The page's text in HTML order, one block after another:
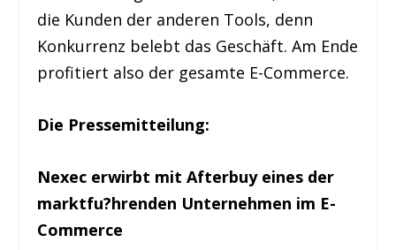
die Kunden der anderen Tools, denn
Konkurrenz belebt das Geschäft. Am Ende
profitiert also der gesamte E-Commerce.
Die Pressemitteilung:
Nexec erwirbt mit Afterbuy eines der
marktfu?hrenden Unternehmen im E-
Commerce